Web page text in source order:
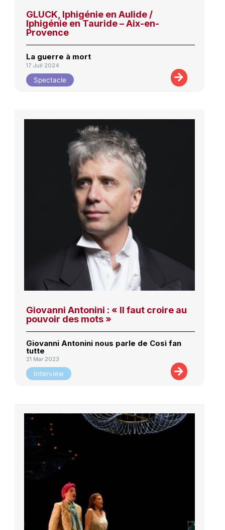
GLUCK, Iphigénie en Aulide /
Iphigénie en Tauride – Aix-en-
Provence
La guerre à mort
17 Juil 2024
Spectacle
Giovanni Antonini : « Il faut croire au
pouvoir des mots »
Giovanni Antonini nous parle de Così fan
tutte
21 Mar 2023
Interview